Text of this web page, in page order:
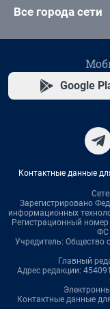
Все города сети
Google
Контактные данные
Зарегистрировано
информационных
Регистрационный
ФС
Учредитель: Общество
Главный
Адрес редакции:
Контактные данные